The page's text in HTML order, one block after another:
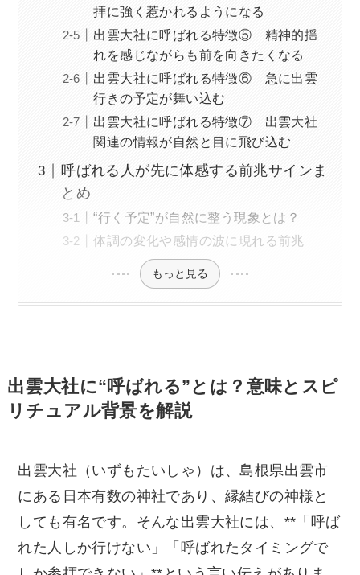
拝に強く惹かれるようになる
出雲大社に呼ばれる特徴⑤ 精神的揺
れを感じながらも前を向きたくなる
出雲大社に呼ばれる特徴⑥ 急に出雲
行きの予定が舞い込む
出雲大社に呼ばれる特徴⑦ 出雲大社
関連の情報が自然と目に飛び込む
呼ばれる人が先に体感する前兆サインま
とめ
“行く予定”が自然に整う現象とは？
体調の変化や感情の波に現れる前兆
もっと見る
出雲大社に“呼ばれる”とは？意味とスピ
リチュアル背景を解説
出雲大社（いずもたいしゃ）は、島根県出雲市
にある日本有数の神社であり、縁結びの神様と
しても有名です。そんな出雲大社には、**「呼ば
れた人しか行けない」「呼ばれたタイミングで